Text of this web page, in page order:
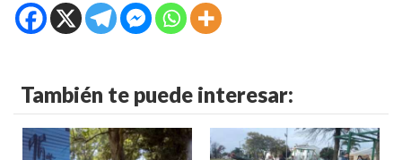
También te puede interesar: